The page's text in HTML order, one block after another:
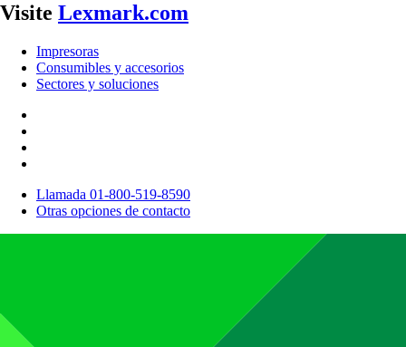
Visite Lexmark.com
Impresoras
Consumibles y accesorios
Sectores y soluciones
Llamada 01-800-519-8590
Otras opciones de contacto